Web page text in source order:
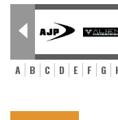
A B C D E F G